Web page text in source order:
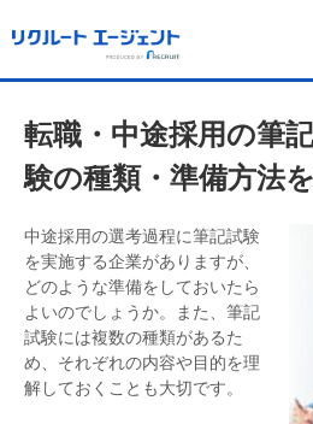
転職・中途採用の筆
験の種類・準備方法
中途採用の選考過程に筆記試験
を実施する企業がありますが、
どのような準備をしておいたら
よいのでしょうか。また、筆記
試験には複数の種類があるた
め、それぞれの内容や目的を理
解しておくことも大切です。